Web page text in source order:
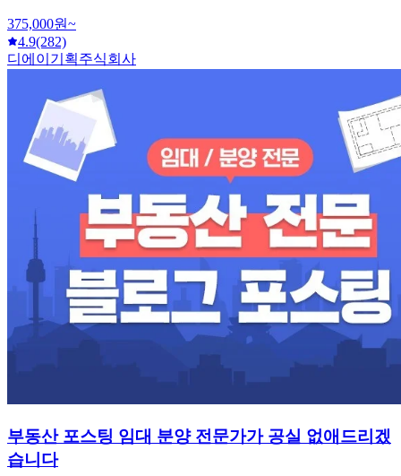
375,000원~
4.9(282)
디에이기획주식회사
부동산 포스팅 임대 분양 전문가가 공실 없애드리겠
습니다